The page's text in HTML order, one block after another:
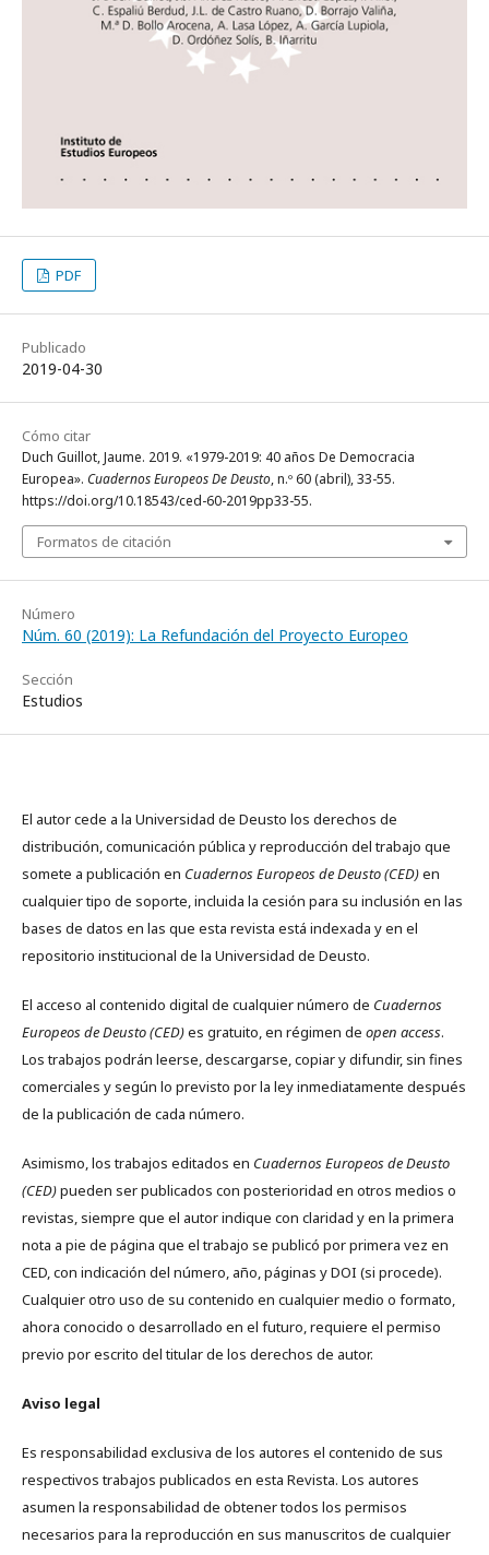
PDF
Publicado
2019-04-30
Cómo citar
Duch Guillot, Jaume. 2019. «1979-2019: 40 años De Democracia
Europea». Cuadernos Europeos De Deusto, n.º 60 (abril), 33-55.
https://doi.org/10.18543/ced-60-2019pp33-55.
Formatos de citación
Número
Núm. 60 (2019): La Refundación del Proyecto Europeo
Sección
Estudios
El autor cede a la Universidad de Deusto los derechos de
distribución, comunicación pública y reproducción del trabajo que
somete a publicación en Cuadernos Europeos de Deusto (CED)en
cualquier tipo de soporte, incluida la cesión para su inclusión en las
bases de datos en las que esta revista está indexada y en el
repositorio institucional de la Universidad de Deusto.
El acceso al contenido digital de cualquier número de Cuadernos
Europeos de Deusto (CED)es gratuito, en régimen de open access.
Los trabajos podrán leerse, descargarse, copiar y difundir, sin fines
comerciales y según lo previsto por la ley inmediatamente después
de la publicación de cada número.
Asimismo, los trabajos editados en Cuadernos Europeos de Deusto
(CED)pueden ser publicados con posterioridad en otros medios o
revistas, siempre que el autor indique con claridad y en la primera
nota a pie de página que el trabajo se publicó por primera vez en
CED, con indicación del número, año, páginas y DOI (si procede).
Cualquier otro uso de su contenido en cualquier medio o formato,
ahora conocido o desarrollado en el futuro, requiere el permiso
previo por escrito del titular de los derechos de autor.
Aviso legal
Es responsabilidad exclusiva de los autores el contenido de sus
respectivos trabajos publicados en esta Revista. Los autores
asumen la responsabilidad de obtener todos los permisos
necesarios para la reproducción en sus manuscritos de cualquier